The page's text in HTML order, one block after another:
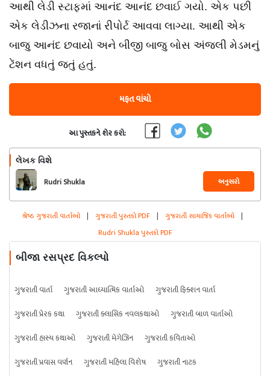
આથી લેડી સ્ટાફમાં આનંદ આનંદ છવાઈ ગયો. એક પછી
એક લેડીઝના રજાનાં રીપોર્ટ આવવા લાગ્યા. આથી એક
બાજુ આનંદ છવાયો અને બીજી બાજુ બોસ અંજલી મેડમનું
ટેંશન વધતું જતું હતું.
મફત વાંચો
આ પુસ્તકને શેર કરો:
લેખક વિશે
Rudri Shukla અનુસરો
શ્રેષ્ઠ ગુજરાતી વાર્તાઓ | ગુજરાતી પુસ્તકો PDF | ગુજરાતી સામાજિક વાર્તાઓ |
Rudri Shukla પુસ્તકો PDF
બીજા રસપ્રદ વિકલ્પો
ગુજરાતી વાર્તા ગુજરાતી આધ્યાત્મિક વાર્તાઓ
ગુજરાતી ફિક્શન વાર્તા
ગુજરાતી પ્રેરક કથા
ગુજરાતી ક્લાસિક નવલકથાઓ
ગુજરાતી બાળ વાર્તાઓ
ગુજરાતી હાસ્ય કથાઓ
ગુજરાતી મેગેઝિન
ગુજરાતી કવિતાઓ
ગુજરાતી પ્રવાસ વર્ણન
ગુજરાતી મહિલા વિશેષ ગુજરાતી નાટક